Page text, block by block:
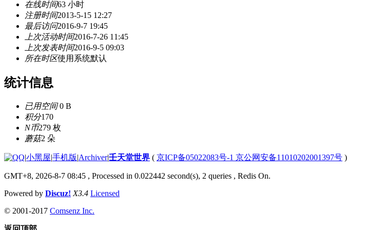
在线时间63 小时
注册时间2013-5-15 12:27
最后访问2016-9-7 19:45
上次活动时间2016-7-26 11:45
上次发表时间2016-9-5 09:03
所在时区使用系统默认
统计信息
已用空间0 B
积分170
N币279 枚
蘑菇2 朵
|小黑屋|手机版|Archiver|壬天堂世界 ( 京ICP备05022083号-1 京公网安备11010202001397号 )
GMT+8, 2026-8-7 08:45 , Processed in 0.022442 second(s), 2 queries , Redis On.
Powered by Discuz! X3.4 Licensed
© 2001-2017 Comsenz Inc.